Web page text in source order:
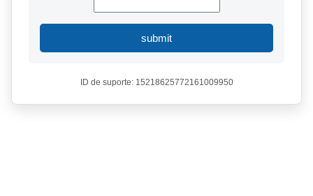
submit
ID de suporte: 15218625772161009950